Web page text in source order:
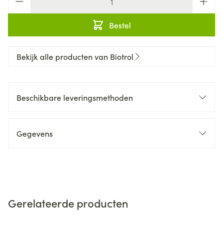
Bestel
Bekijk alle producten van Biotrol
Beschikbare leveringsmethoden
Gegevens
Gerelateerde producten